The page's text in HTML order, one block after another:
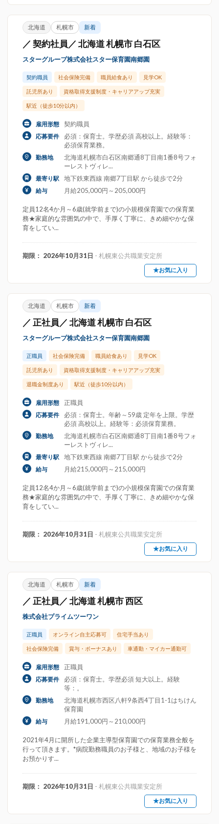
北海道 札幌市 新着
／ 契約社員／ 北海道 札幌市 白石区
スターグループ株式会社スター保育園南郷園
契約職員 社会保険完備 職員給食あり 見学OK
託児所あり 資格取得支援制度・キャリアアップ充実
駅近（徒歩10分以内）
雇用形態 契約職員
応募要件
必須：保育士。学歴必須 高校以上。経験等：
必須保育業務。
勤務地
北海道札幌市白石区南郷通8丁目南1番8号フォ
ーレストヴィレ...
最寄り駅 地下鉄東西線 南郷7丁目駅 から徒歩で2分
給与 月給205,000円～205,000円
定員12名4か月～6歳(就学前まで)の小規模保育園での保育業
務★家庭的な雰囲気の中で、手厚く丁寧に、きめ細やかな保
育をしてい...
期限： 2026年10月31日 - 札幌東公共職業安定所
★お気に入り
北海道 札幌市 新着
／ 正社員／ 北海道 札幌市 白石区
スターグループ株式会社スター保育園南郷園
正職員 社会保険完備 職員給食あり 見学OK
託児所あり 資格取得支援制度・キャリアアップ充実
退職金制度あり 駅近（徒歩10分以内）
雇用形態 正職員
応募要件
必須：保育士。年齢～59歳 定年を上限。学歴
必須 高校以上。経験等：必須保育業務。
勤務地
北海道札幌市白石区南郷通8丁目南1番8号フォ
ーレストヴィレ...
最寄り駅 地下鉄東西線 南郷7丁目駅 から徒歩で2分
給与 月給215,000円～215,000円
定員12名4か月～6歳(就学前まで)の小規模保育園での保育業
務★家庭的な雰囲気の中で、手厚く丁寧に、きめ細やかな保
育をしてい...
期限： 2026年10月31日 - 札幌東公共職業安定所
★お気に入り
北海道 札幌市 新着
／ 正社員／ 北海道 札幌市 西区
株式会社プライムツーワン
正職員 オンライン自主応募可 住宅手当あり
社会保険完備 賞与・ボーナスあり 車通勤・マイカー通勤可
雇用形態 正職員
応募要件
必須：保育士。学歴必須 短大以上。経験
等：。
勤務地
北海道札幌市西区八軒9条西4丁目1-1はちけん
保育園
給与 月給191,000円～210,000円
2021年4月に開所した企業主導型保育園での保育業務全般を
行って頂きます。*病院勤務職員のお子様と、地域のお子様を
お預かりす...
期限： 2026年10月31日 - 札幌東公共職業安定所
★お気に入り